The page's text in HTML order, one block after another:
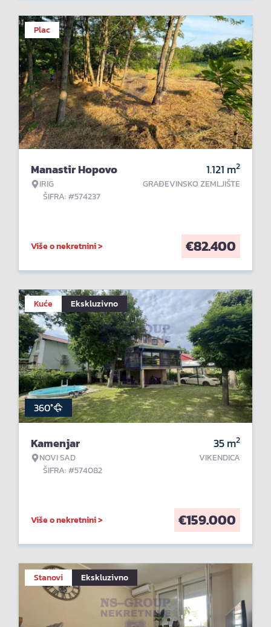
Plac
Manastir Hopovo
IRIG
ŠIFRA: #574237
1.121 m2
GRAĐEVINSKO ZEMLJIŠTE
Više o nekretnini > €82.400
Kuće Ekskluzivno
360°
Kamenjar
NOVI SAD
ŠIFRA: #574082
35m2
VIKENDICA
Više o nekretnini > €159.000
Stanovi Ekskluzivno